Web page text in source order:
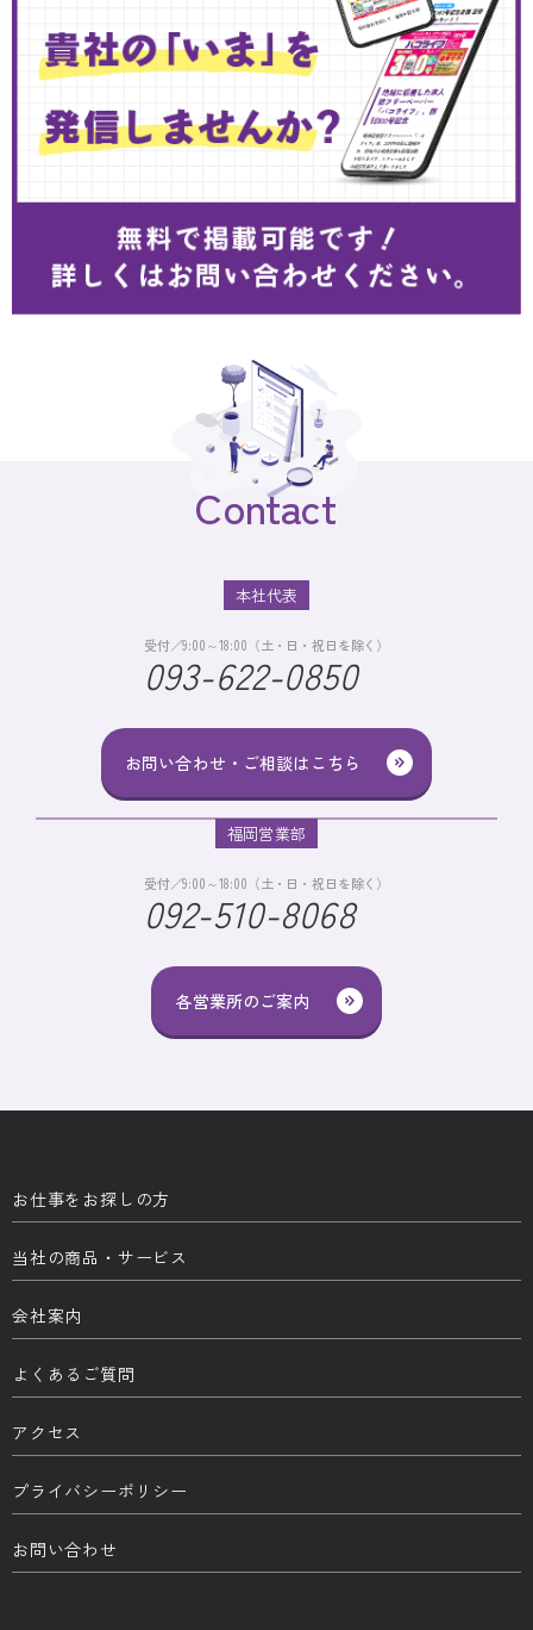
Contact
お問い合わせ・ご相談はこちら
本社代表
受付／9:00～18:00（土・日・祝日を除く）
093-622-0850
各営業所のご案内
福岡営業部
受付／9:00～18:00（土・日・祝日を除く）
092-510-8068
お仕事をお探しの方
当社の商品・サービス
会社案内
よくあるご質問
アクセス
プライバシーポリシー
お問い合わせ